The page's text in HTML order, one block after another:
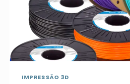
IMPRESSÃO 3D